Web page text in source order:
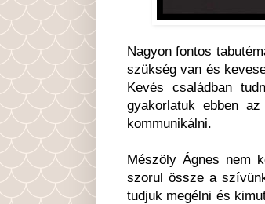
Nagyon fontos
szükség van és
Kevés családban
gyakorlatuk ebben
kommunikálni.
Mészöly Ágnes nem
szorul össze a
tudjuk megélni és